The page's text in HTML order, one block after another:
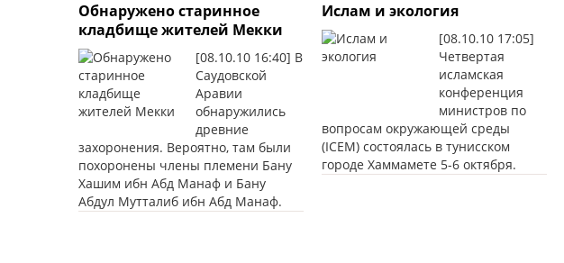
Обнаружено старинное
кладбище жителей Мекки
[08.10.10 16:40] В
Саудовской
Аравии
обнаружились
древние
захоронения. Вероятно, там были
похоронены члены племени Бану
Хашим ибн Абд Манаф и Бану
Абдул Мутталиб ибн Абд Манаф.
Ислам и экология
[08.10.10 17:05]
Четвертая
исламская
конференция
министров по
вопросам окружающей среды
(ICEM) состоялась в тунисском
городе Хаммамете 5-6 октября.